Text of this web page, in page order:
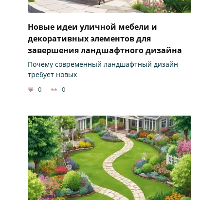
Новые идеи уличной мебели и
декоративных элементов для
завершения ландшафтного дизайна
Почему современный ландшафтный дизайн
требует новых
0 0